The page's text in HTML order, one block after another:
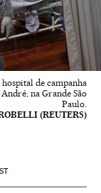
de campanha
na Grande São
Paulo.
(REUTERS)